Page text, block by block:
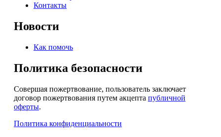
Контакты
Новости
Как помочь
Политика безопасности
Совершая пожертвование, пользователь заключает
договор пожертвования путем акцепта публичной
оферты.
Политика конфиденциальности